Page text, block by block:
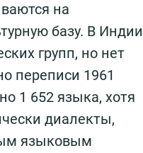
на
базу. В Индии
групп, но нет
переписи 1961
1 652 языка, хотя
диалекты,
языковым